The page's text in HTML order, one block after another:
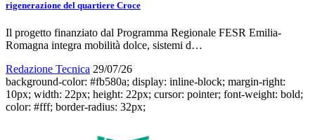
rigenerazione del quartiere Croce
Il progetto finanziato dal Programma Regionale FESR Emilia-
Romagna integra mobilità dolce, sistemi d…
Redazione Tecnica 29/07/26
background-color: #fb580a; display: inline-block; margin-right:
10px; width: 22px; height: 22px; cursor: pointer; font-weight: bold;
color: #fff; border-radius: 32px;